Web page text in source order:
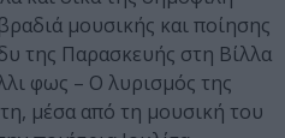
μουσικής και ποίησης
της Παρασκευής στη Βίλλα
φως – Ο λυρισμός της
μέσα από τη μουσική του